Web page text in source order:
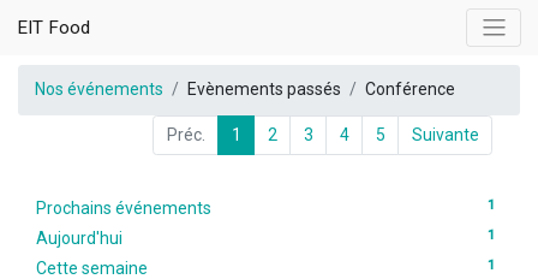
EIT Food
Nos événements Evènements passés Conférence
Préc. 1 2 3 4 5 Suivante
Prochains événements 1
Aujourd'hui 1
Cette semaine 1